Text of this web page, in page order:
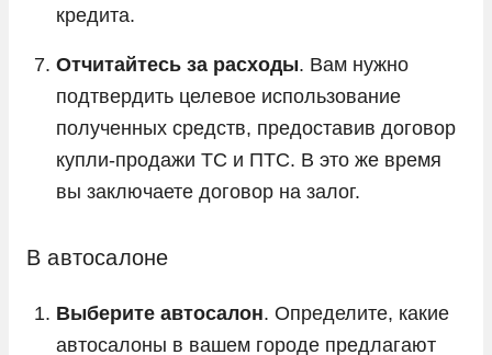
кредита.
Отчитайтесь за расходы. Вам нужно
подтвердить целевое использование
полученных средств, предоставив договор
купли-продажи ТС и ПТС. В это же время
вы заключаете договор на залог.
В автосалоне
Выберите автосалон. Определите, какие
автосалоны в вашем городе предлагают